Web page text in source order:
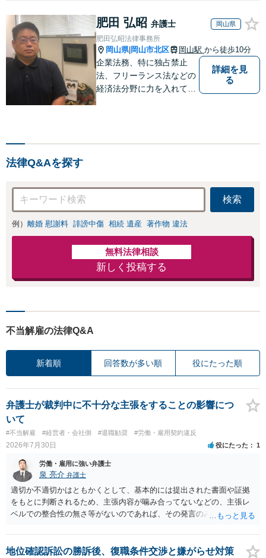
肥田 弘昭 弁護士 岡山県
肥田弘昭法律事務所
岡山県| 岡山市北区 岡山駅 から徒歩10分
企業法務、特に独占禁止
法、フリーランス法などの
経済法分野に力を入れてい
詳細を見
る
法律Q&Aを探す
検索
例） 離婚 慰謝料 誹謗中傷 相続 遺産 著作物 違法
無料法律相談
新しく投稿する
不当解雇の法律Q&A
新着順 回答数が多い順 役にたった順
弁護士が裁判中に不十分な主張をすることの影響につ
いて
#不当解雇 #経営者・会社側 #退職勧奨 #労働・雇用契約違反
2026年7月30日 役にたった 1
労働・雇用に強い弁護士
泉 亮介 弁護士
適切か不適切かはともかくとして、基本的には提出された書面や証拠
をもとに判断されるため、主張内容が噛み合ってないなどの、主張レ
ベルでの整合性の無さ等がないのであれば、その発言のみで大きく不
地位確認訴訟の勝訴後、復職条件交渉と嫌がらせ対策